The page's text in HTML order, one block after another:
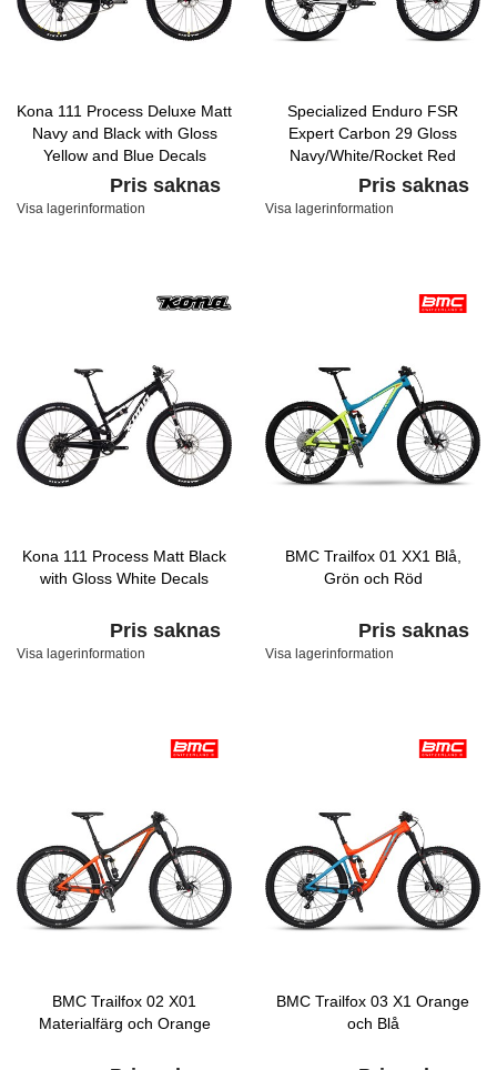
Kona 111 Process Deluxe Matt
Navy and Black with Gloss
Yellow and Blue Decals
Pris saknas
Visa lagerinformation
Specialized Enduro FSR
Expert Carbon 29 Gloss
Navy/White/Rocket Red
Pris saknas
Visa lagerinformation
Kona 111 Process Matt Black
with Gloss White Decals
Pris saknas
Visa lagerinformation
BMC Trailfox 01 XX1 Blå,
Grön och Röd
Pris saknas
Visa lagerinformation
BMC Trailfox 02 X01
Materialfärg och Orange
BMC Trailfox 03 X1 Orange
och Blå